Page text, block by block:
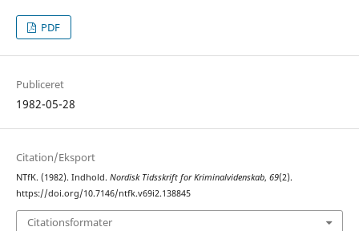
PDF
Publiceret
1982-05-28
Citation/Eksport
NTfK. (1982). Indhold. Nordisk Tidsskrift for Kriminalvidenskab, 69(2).
https://doi.org/10.7146/ntfk.v69i2.138845
Citationsformater